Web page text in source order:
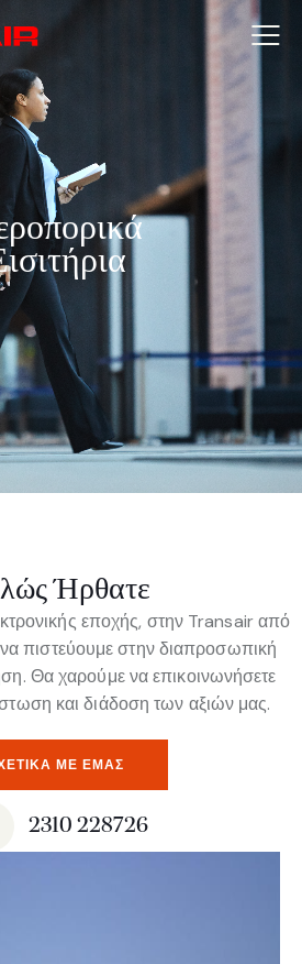
Ήρθατε
εποχής, στην Transair από
πιστεύουμε στην διαπροσωπική
Θα χαρούμε να επικοινωνήσετε
και διάδοση των αξιών μας.
ΜΕ ΕΜΆΣ
2310 228726